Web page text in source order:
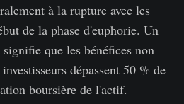
à la rupture avec les
de la phase d'euphorie. Un
que les bénéfices non
dépassent 50 % de
boursière de l'actif.